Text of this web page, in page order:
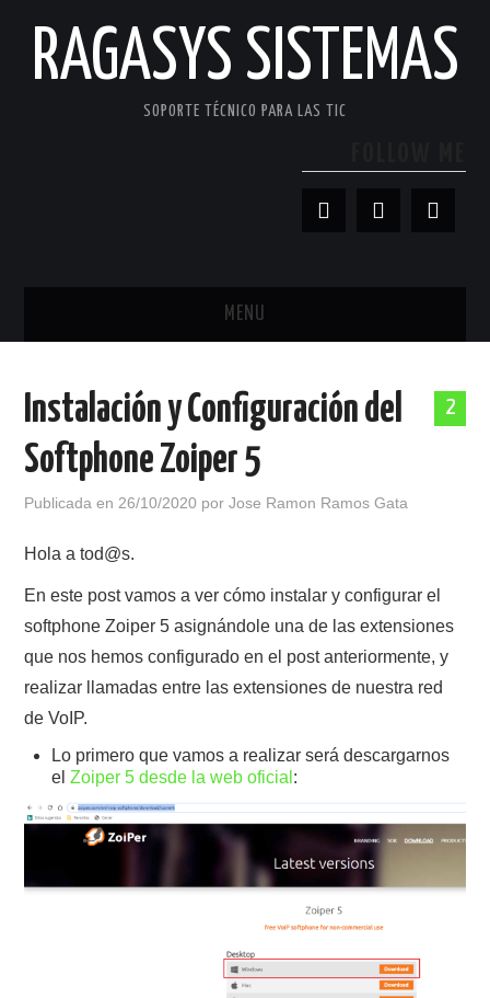
RAGASYS SISTEMAS
SOPORTE TÉCNICO PARA LAS TIC
MENU
ACERCA DE
PATROCINADORES
2
Instalación y Configuración del
Softphone Zoiper 5
Publicada en 26/10/2020 porJose Ramon Ramos Gata
Hola a tod@s.
En este post vamos a ver cómo instalar y configurar el
softphone Zoiper 5 asignándole una de las extensiones
que nos hemos configurado en el post anteriormente, y
realizar llamadas entre las extensiones de nuestra red
de VoIP.
Lo primero que vamos a realizar será descargarnos
elZoiper 5 desde la web oficial :